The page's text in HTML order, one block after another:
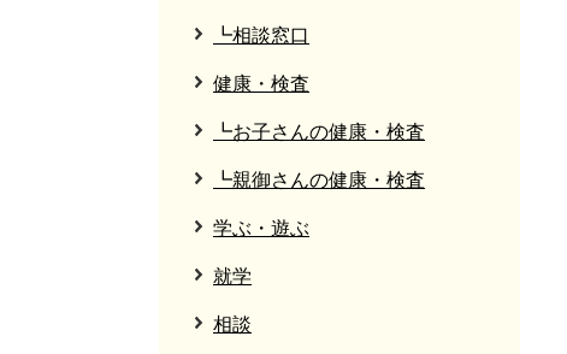
┗相談窓口
健康・検査
┗お子さんの健康・検査
┗親御さんの健康・検査
学ぶ・遊ぶ
就学
相談